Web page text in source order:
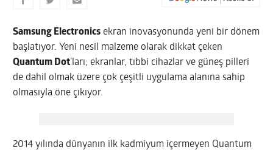
Samsung Electronics ekran inovasyonunda yeni bir dönem
başlatıyor. Yeni nesil malzeme olarak dikkat çeken
Quantum Dot’ları; ekranlar, tıbbi cihazlar ve güneş pilleri
de dahil olmak üzere çok çeşitli uygulama alanına sahip
olmasıyla öne çıkıyor.
2014 yılında dünyanın ilk kadmiyum içermeyen Quantum